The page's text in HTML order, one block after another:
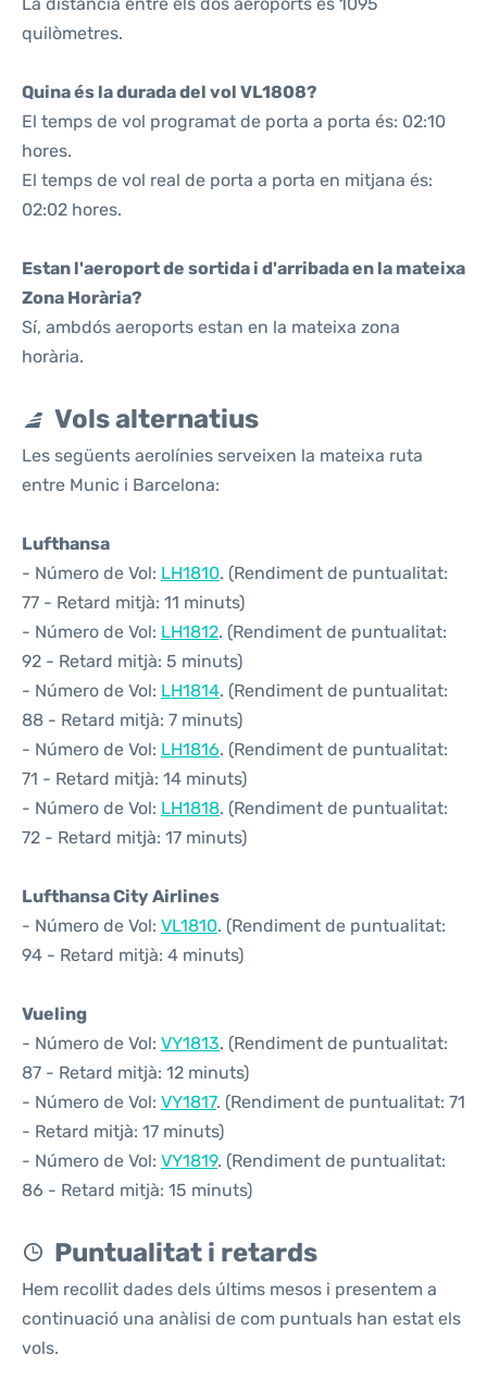
quilòmetres.
Quina és la durada del vol VL1808?
El temps de vol programat de porta a porta és: 02:10
hores.
El temps de vol real de porta a porta en mitjana és:
02:02 hores.
Estan l'aeroport de sortida i d'arribada en la mateixa
Zona Horària?
Sí, ambdós aeroports estan en la mateixa zona
horària.
Vols alternatius
Les següents aerolínies serveixen la mateixa ruta
entre Munic i Barcelona:
Lufthansa
- Número de Vol: LH1810. (Rendiment de puntualitat:
77 - Retard mitjà: 11 minuts)
- Número de Vol: LH1812. (Rendiment de puntualitat:
92 - Retard mitjà: 5 minuts)
- Número de Vol: LH1814. (Rendiment de puntualitat:
88 - Retard mitjà: 7 minuts)
- Número de Vol: LH1816. (Rendiment de puntualitat:
71 - Retard mitjà: 14 minuts)
- Número de Vol: LH1818. (Rendiment de puntualitat:
72 - Retard mitjà: 17 minuts)
Lufthansa City Airlines
- Número de Vol: VL1810. (Rendiment de puntualitat:
94 - Retard mitjà: 4 minuts)
Vueling
- Número de Vol: VY1813. (Rendiment de puntualitat:
87 - Retard mitjà: 12 minuts)
- Número de Vol: VY1817. (Rendiment de puntualitat: 71
- Retard mitjà: 17 minuts)
- Número de Vol: VY1819. (Rendiment de puntualitat:
86 - Retard mitjà: 15 minuts)
Puntualitat i retards
Hem recollit dades dels últims mesos i presentem a
continuació una anàlisi de com puntuals han estat els
vols.